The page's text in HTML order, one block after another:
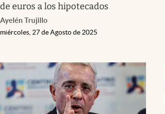
de euros a los hipotecados
Ayelén Trujillo
miércoles, 27 de Agosto de 2025